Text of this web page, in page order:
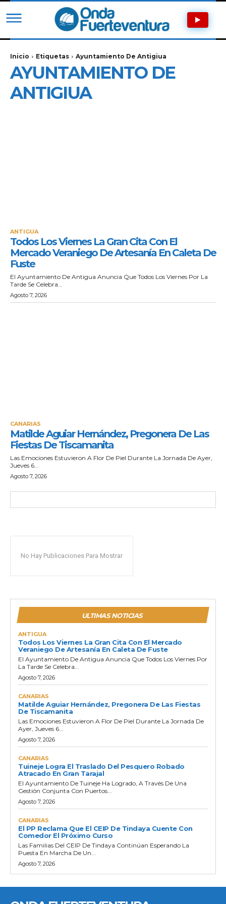
Inicio Etiquetas Ayuntamiento De Antigiua
AYUNTAMIENTO DE
ANTIGIUA
ANTIGUA
Todos Los Viernes La Gran Cita Con El
Mercado Veraniego De Artesanía En Caleta De
Fuste
El Ayuntamiento De Antigua Anuncia Que Todos Los Viernes Por La
Tarde Se Celebra...
Agosto 7, 2026
CANARIAS
Matilde Aguiar Hernández, Pregonera De Las
Fiestas De Tiscamanita
Las Emociones Estuvieron A Flor De Piel Durante La Jornada De Ayer,
Jueves 6...
Agosto 7, 2026
No Hay Publicaciones Para Mostrar
ULTIMAS NOTICIAS
ANTIGUA
Todos Los Viernes La Gran Cita Con El Mercado
Veraniego De Artesanía En Caleta De Fuste
El Ayuntamiento De Antigua Anuncia Que Todos Los Viernes Por
La Tarde Se Celebra...
Agosto 7, 2026
CANARIAS
Matilde Aguiar Hernández, Pregonera De Las Fiestas
De Tiscamanita
Las Emociones Estuvieron A Flor De Piel Durante La Jornada De
Ayer, Jueves 6...
Agosto 7, 2026
CANARIAS
Tuineje Logra El Traslado Del Pesquero Robado
Atracado En Gran Tarajal
El Ayuntamiento De Tuineje Ha Logrado, A Través De Una
Gestión Conjunta Con Puertos...
Agosto 7, 2026
CANARIAS
El PP Reclama Que El CEIP De Tindaya Cuente Con
Comedor El Próximo Curso
Las Familias Del CEIP De Tindaya Continúan Esperando La
Puesta En Marcha De Un...
Agosto 7, 2026